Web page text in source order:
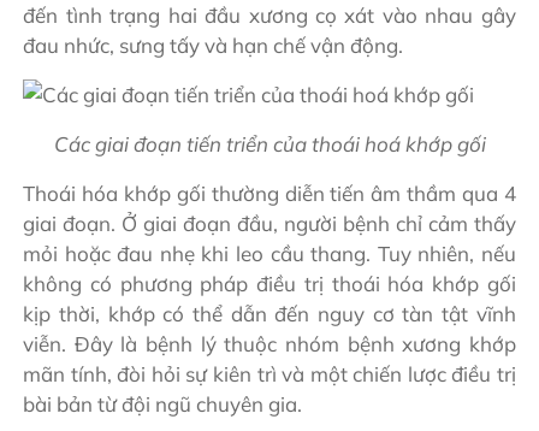
đến tình trạng hai đầu xương cọ xát vào nhau gây
đau nhức, sưng tấy và hạn chế vận động.
Các giai đoạn tiến triển của thoái hoá khớp gối
Thoái hóa khớp gối thường diễn tiến âm thầm qua 4
giai đoạn. Ở giai đoạn đầu, người bệnh chỉ cảm thấy
mỏi hoặc đau nhẹ khi leo cầu thang. Tuy nhiên, nếu
không có phương pháp điều trị thoái hóa khớp gối
kịp thời, khớp có thể dẫn đến nguy cơ tàn tật vĩnh
viễn. Đây là bệnh lý thuộc nhóm bệnh xương khớp
mãn tính, đòi hỏi sự kiên trì và một chiến lược điều trị
bài bản từ đội ngũ chuyên gia.